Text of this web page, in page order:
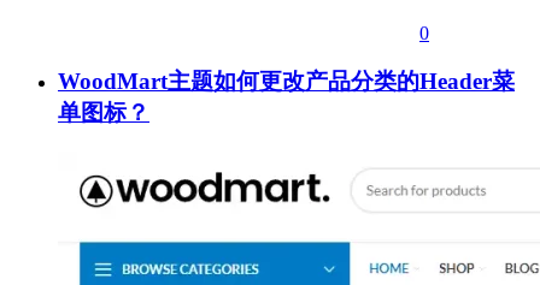
0
WoodMart主题如何更改产品分类的Header菜
单图标？